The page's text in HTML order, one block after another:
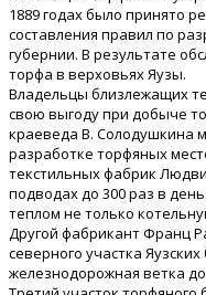
1889 годах было принято
составления правил по
губернии. В результате
торфа в верховьях Яузы.
Владельцы близлежащих
свою выгоду при добыче
краеведа В. Солодушкина
разработке торфяных
текстильных фабрик
подводах до 300 раз в
теплом не только
Другой фабрикант Франц
северного участка
железнодорожная ветка